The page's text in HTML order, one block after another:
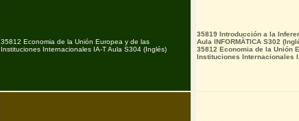
35812 Economia de la Unión Europea y de las
Instituciones Internacionales IA-T Aula S304 (Inglés)
35819 Introducción a la
Aula INFORMÀTICA S302
35812 Economia de la Unión
Instituciones Internacionales